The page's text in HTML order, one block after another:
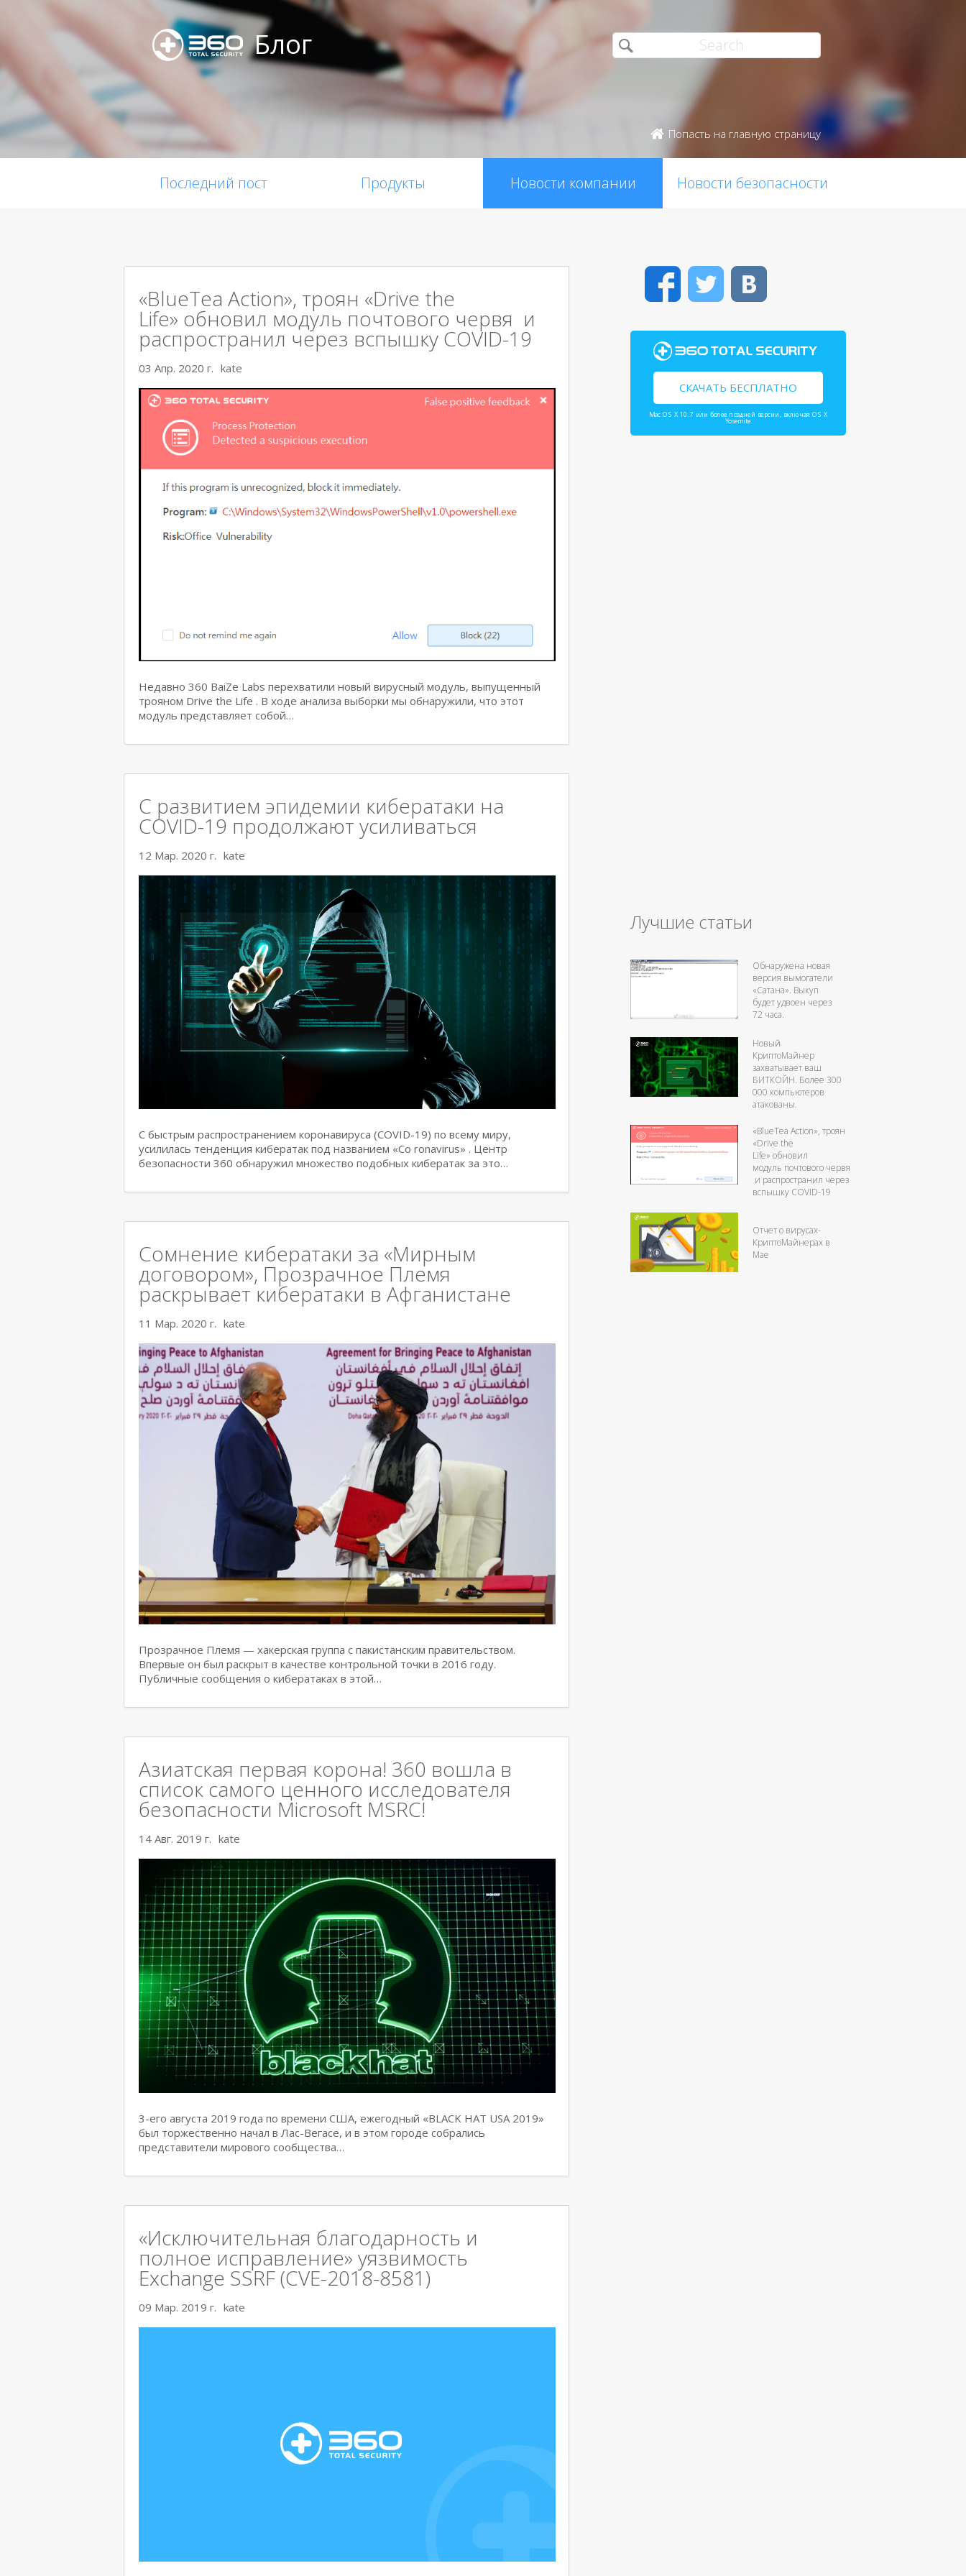
Блог
Попасть на главную страницу
Последний пост Продукты Новости компании Новости безопасности
«BlueTea Action», троян «Drive the
Life» обновил модуль почтового червя и
распространил через вспышку COVID-19
03 Апр. 2020 г. kate
Недавно 360 BaiZe Labs перехватили новый вирусный модуль, выпущенный
трояном Drive the Life . В ходе анализа выборки мы обнаружили, что этот
модуль представляет собой…
С развитием эпидемии кибератаки на
COVID-19 продолжают усиливаться
12 Мар. 2020 г. kate
С быстрым распространением коронавируса (COVID-19) по всему миру,
усилилась тенденция кибератак под названием «Co ronavirus» . Центр
безопасности 360 обнаружил множество подобных кибератак за это…
Сомнение кибератаки за «Мирным
договором», Прозрачное Племя
раскрывает кибератаки в Афганистане
11 Мар. 2020 г. kate
Прозрачное Племя — хакерская группа с пакистанским правительством.
Впервые он был раскрыт в качестве контрольной точки в 2016 году.
Публичные сообщения о кибератаках в этой…
Азиатская первая корона! 360 вошла в
список самого ценного исследователя
безопасности Microsoft MSRC!
14 Авг. 2019 г. kate
3-его августа 2019 года по времени США, ежегодный «BLACK HAT USA 2019»
был торжественно начал в Лас-Вегасе, и в этом городе собрались
представители мирового сообщества…
«Исключительная благодарность и
полное исправление» уязвимость
Exchange SSRF (CVE-2018-8581)
09 Мар. 2019 г. kate
FacebookTwitter
СКАЧАТЬ БЕСПЛАТНО
Mac OS X 10.7 или более поздней версии, включая OS X
Yosemite
Лучшие статьи
Обнаружена новая
версия вымогатели
«Сатана». Выкуп
будет удвоен через
72 часа.
Новый
КриптоМайнер
захватывает ваш
БИТКОЙН. Более 300
000 компьютеров
атакованы.
«BlueTea Action», троян
«Drive the
Life» обновил
модуль почтового червя
и распространил через
вспышку COVID-19
Отчет о вирусах-
КриптоМайнерах в
Мае